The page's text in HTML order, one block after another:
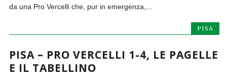
da una Pro Vercelli che, pur in emergenza,...
PISA
PISA – PRO VERCELLI 1-4, LE PAGELLE
E IL TABELLINO